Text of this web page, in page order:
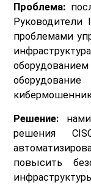
Проблема:
Руководители
проблемами
Решение:
решения
повысить